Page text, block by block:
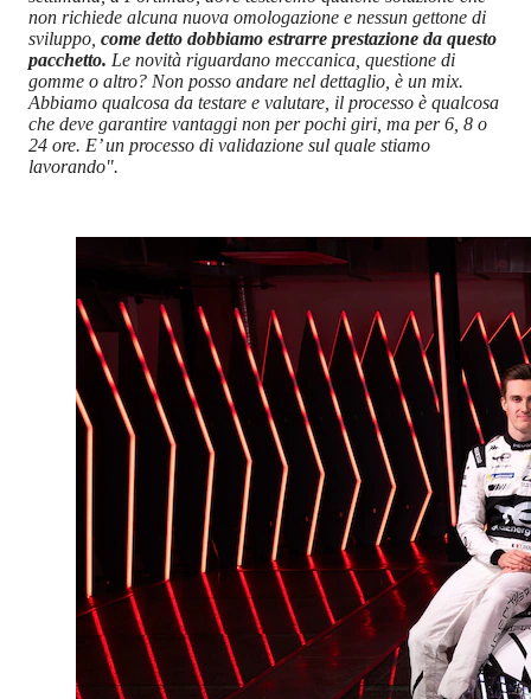
non richiede alcuna nuova omologazione e nessun gettone di
sviluppo, come detto dobbiamo estrarre prestazione da questo
pacchetto. Le novità riguardano meccanica, questione di
gomme o altro? Non posso andare nel dettaglio, è un mix.
Abbiamo qualcosa da testare e valutare, il processo è qualcosa
che deve garantire vantaggi non per pochi giri, ma per 6, 8 o
24 ore. E’ un processo di validazione sul quale stiamo
lavorando".